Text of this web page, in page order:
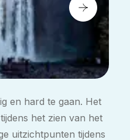
en hard te gaan. Het
het zien van het
uitzichtpunten tijdens